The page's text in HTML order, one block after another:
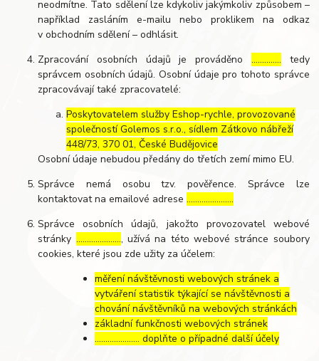
neodmítne. Tato sdělení lze kdykoliv jakýmkoliv způsobem –
například zasláním e-mailu nebo proklikem na odkaz
v obchodním sdělení – odhlásit.
Zpracování osobních údajů je prováděno………….. tedy
správcem osobních údajů. Osobní údaje pro tohoto správce
zpracovávají také zpracovatelé:
Poskytovatelem služby Eshop-rychle, provozované
společností Golemos s.r.o., sídlem Zátkovo nábřeží
448/73, 370 01, České Budějovice
Osobní údaje nebudou předány do třetích zemí mimo EU.
Správce nemá osobu tzv. pověřence. Správce lze
kontaktovat na emailové adrese………………….
Správce osobních údajů, jakožto provozovatel webové
stránky …………………, užívá na této webové stránce soubory
cookies, které jsou zde užity za účelem:
měření návštěvnosti webových stránek a
vytváření statistik týkající se návštěvnosti a
chování návštěvníků na webových stránkách
základní funkčnosti webových stránek
………………… doplňte o případné další účely